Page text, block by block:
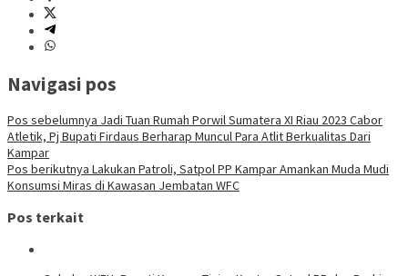
Navigasi pos
Pos sebelumnya Jadi Tuan Rumah Porwil Sumatera XI Riau 2023 Cabor
Atletik, Pj Bupati Firdaus Berharap Muncul Para Atlit Berkualitas Dari
Kampar
Pos berikutnya Lakukan Patroli, Satpol PP Kampar Amankan Muda Mudi
Konsumsi Miras di Kawasan Jembatan WFC
Pos terkait